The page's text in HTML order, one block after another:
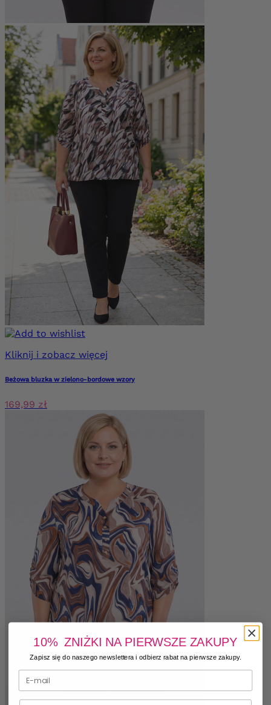
Kliknij i zobacz więcej
Beżowa bluzka w zielono-bordowe wzory
169,99 zł
10% ZNIŻKI NA PIERWSZE ZAKUPY
Zapisz się do naszego newslettera i odbierz rabat na pierwsze zakupy.